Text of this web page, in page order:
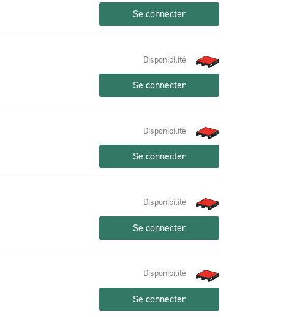
Se connecter
Disponibilité
Se connecter
Disponibilité
Se connecter
Disponibilité
Se connecter
Disponibilité
Se connecter